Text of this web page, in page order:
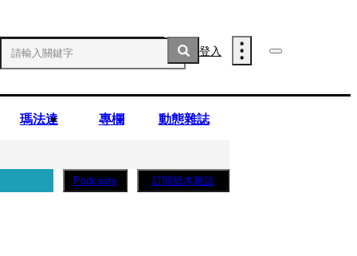
登入
瑪法達 專欄 動態雜誌
Podcasts 訂閱紙本雜誌